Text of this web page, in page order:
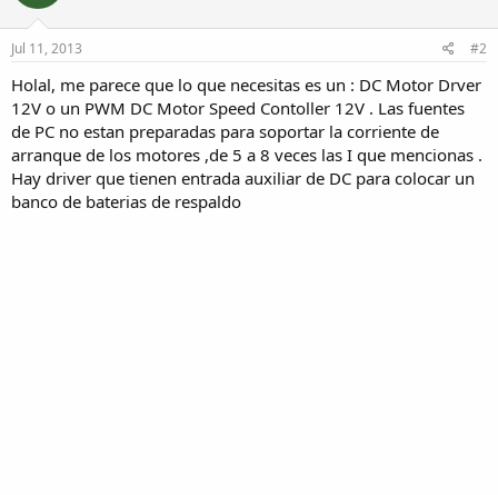
Jul 11, 2013 #2
Holal, me parece que lo que necesitas es un : DC Motor Drver
12V o un PWM DC Motor Speed Contoller 12V . Las fuentes
de PC no estan preparadas para soportar la corriente de
arranque de los motores ,de 5 a 8 veces las I que mencionas .
Hay driver que tienen entrada auxiliar de DC para colocar un
banco de baterias de respaldo